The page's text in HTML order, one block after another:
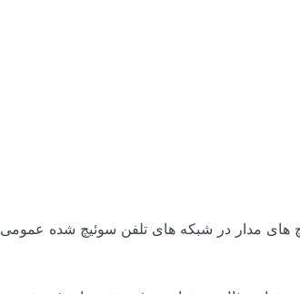
های مدار در شبکه های تلفن سوئیچ شده عمومی